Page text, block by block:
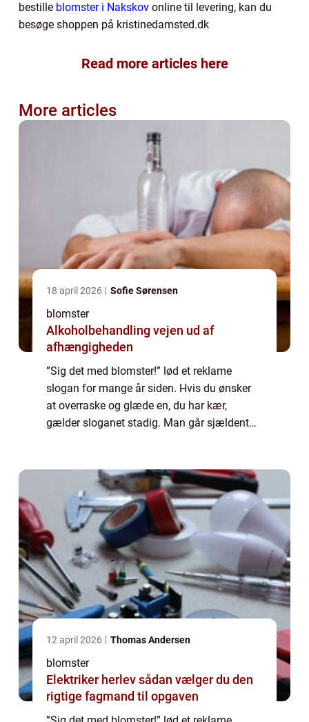
bestille blomster i Nakskov online til levering, kan du
besøge shoppen på kristinedamsted.dk
Read more articles here
More articles
18 april 2026 Sofie Sørensen
blomster
Alkoholbehandling vejen ud af
afhængigheden
”Sig det med blomster!” lød et reklame
slogan for mange år siden. Hvis du ønsker
at overraske og glæde en, du har kær,
gælder sloganet stadig. Man går sjældent
12 april 2026 Thomas Andersen
blomster
Elektriker herlev sådan vælger du den
rigtige fagmand til opgaven